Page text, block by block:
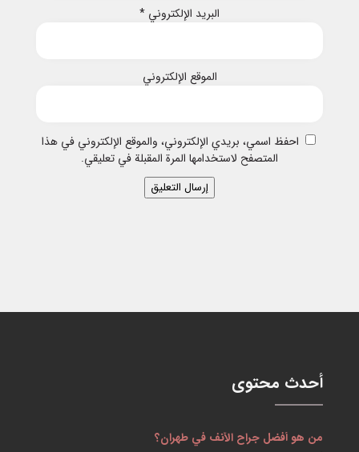
البريد الإلكتروني *
الموقع الإلكتروني
احفظ اسمي، بريدي الإلكتروني، والموقع الإلكتروني في هذا
المتصفح لاستخدامها المرة المقبلة في تعليقي.
إرسال التعليق
أحدث محتوى
من هو أفضل جراح الأنف في طهران؟